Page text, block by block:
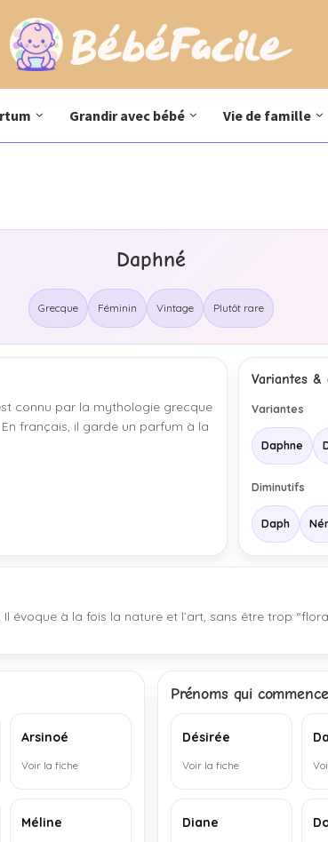
Grandir avec bébé Vie de famille
Daphné
Grecque Féminin Vintage Plutôt rare
connu par la mythologie grecque
français, il garde un parfum à la
Variantes &
Variantes
Daphne
Diminutifs
Daph
évoque à la fois la nature et l’art, sans être trop
Arsinoé
Voir la fiche
Méline
Prénoms qui
Désirée
Voir la fiche
Diane